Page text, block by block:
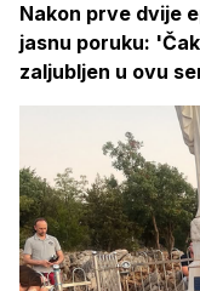
Nakon prve dvije
jasnu poruku:
zaljubljen u ovu